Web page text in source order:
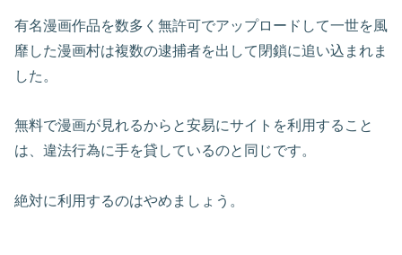
有名漫画作品を数多く無許可でアップロードして一世を風
靡した漫画村は複数の逮捕者を出して閉鎖に追い込まれま
した。
無料で漫画が見れるからと安易にサイトを利用すること
は、違法行為に手を貸しているのと同じです。
絶対に利用するのはやめましょう。